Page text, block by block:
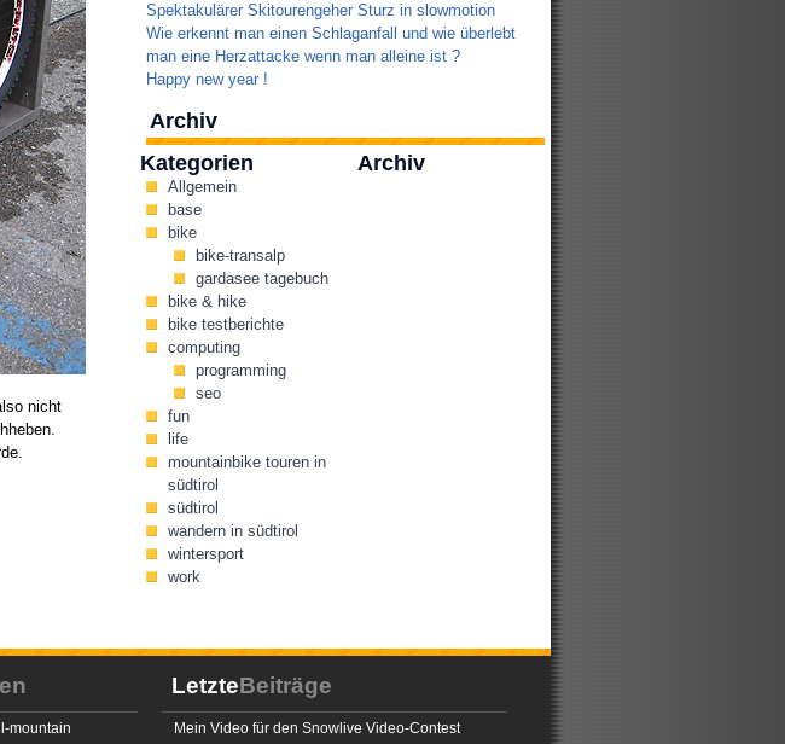
nicht
Spektakulärer Skitourengeher Sturz in slowmotion
Wie erkennt man einen Schlaganfall und wie überlebt
man eine Herzattacke wenn man alleine ist ?
Happy new year !
Archiv
Kategorien
Allgemein
base
bike
bike-transalp
gardasee tagebuch
bike & hike
bike testberichte
computing
programming
seo
fun
life
mountainbike touren in
südtirol
südtirol
wandern in südtirol
wintersport
work
Archiv
mountain
LetzteBeiträge
Mein Video für den Snowlive Video-Contest